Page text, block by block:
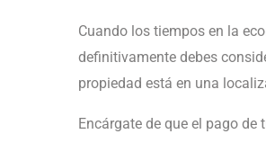
Cuando los tiempos en la
definitivamente debes
propiedad está en una
Encárgate de que el pago